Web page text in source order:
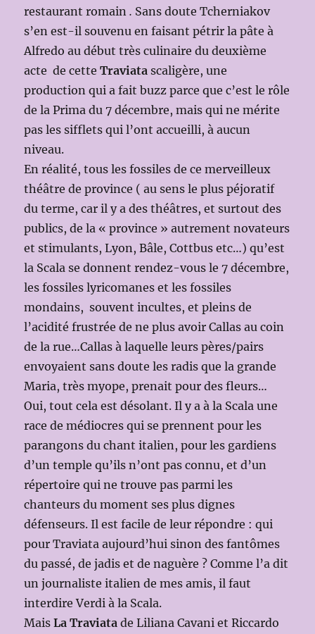
restaurant romain. Sans doute Tcherniakov
s’en est-il souvenu en faisant pétrir la pâte à
Alfredo au début très culinaire du deuxième
acte de cetteTraviata scaligère, une
production qui a fait buzz parce que c’est le rôle
de la Prima du 7 décembre, mais qui ne mérite
pas les sifflets qui l’ont accueilli, à aucun
niveau.
En réalité, tous les fossiles de ce merveilleux
théâtre de province ( au sens le plus péjoratif
du terme, car il y a des théâtres, et surtout des
publics, de la « province » autrement novateurs
et stimulants, Lyon, Bâle, Cottbus etc…) qu’est
la Scala se donnent rendez-vous le 7 décembre,
les fossiles lyricomanes et les fossiles
mondains, souvent incultes, et pleins de
l’acidité frustrée de ne plus avoir Callas au coin
de la rue…Callas à laquelle leurs pères/pairs
envoyaient sans doute les radis que la grande
Maria, très myope, prenait pour des fleurs…
Oui, tout cela est désolant. Il y a à la Scala une
race de médiocres qui se prennent pour les
parangons du chant italien, pour les gardiens
d’un temple qu’ils n’ont pas connu, et d’un
répertoire qui ne trouve pas parmi les
chanteurs du moment ses plus dignes
défenseurs. Il est facile de leur répondre : qui
pour Traviata aujourd’hui sinon des fantômes
du passé, de jadis et de naguère ? Comme l’a dit
un journaliste italien de mes amis, il faut
interdire Verdi à la Scala.
MaisLa Traviatade Liliana Cavani et Riccardo